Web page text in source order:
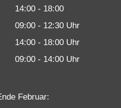
14:00 - 18:00
09:00 - 12:30 Uhr
14:00 - 18:00 Uhr
09:00 - 14:00 Uhr
Februar: